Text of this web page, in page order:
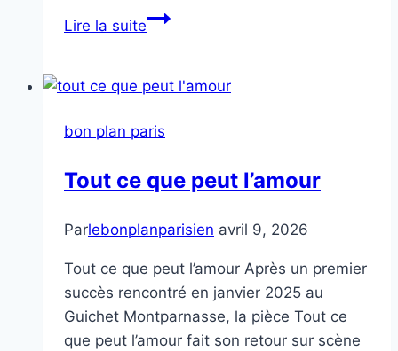
Lire la suiteHorla
bon plan paris
Tout ce que peut l’amour
Parlebonplanparisien avril 9, 2026
Tout ce que peut l’amour Après un premier
succès rencontré en janvier 2025 au
Guichet Montparnasse, la pièce Tout ce
que peut l’amour fait son retour sur scène